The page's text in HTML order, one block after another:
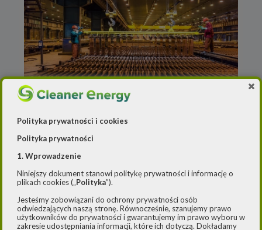
Analitycy prognozują
wzrost ceny miedzi
Według prognoz Citi, cena miedzi wzrośnie
do ok. 6 300 USD za tonę do połowy 2021
roku z obecnych ok. 6 080 USD za tonę –
Czytaj dalej
Polityka prywatności i cookies
Polityka prywatności
1. Wprowadzenie
Niniejszy dokument stanowi politykę prywatności i informację o
plikach cookies („Polityka”).
Jesteśmy zobowiązani do ochrony prywatności osób
odwiedzających naszą stronę. Równocześnie, szanujemy prawo
użytkowników do prywatności i gwarantujemy im prawo wyboru w
zakresie udostępniania informacji, które ich dotyczą. Dokładamy